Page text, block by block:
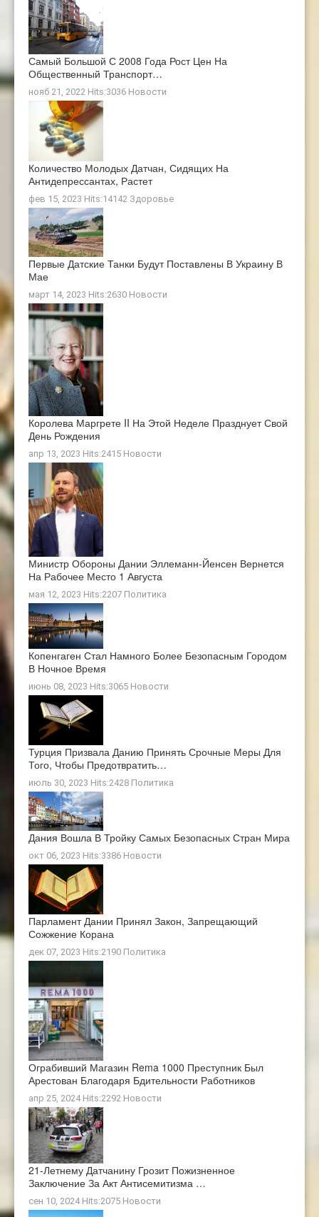
Самый Большой С 2008 Года Рост Цен На
Общественный Транспорт…
нояб 21, 2022 Hits:3036 Новости
Количество Молодых Датчан, Сидящих На
Антидепрессантах, Растет
фев 15, 2023 Hits:14142 Здоровье
Первые Датские Танки Будут Поставлены В Украину В
Мае
март 14, 2023 Hits:2630 Новости
Королева Маргрете II На Этой Неделе Празднует Свой
День Рождения
апр 13, 2023 Hits:2415 Новости
Министр Обороны Дании Эллеманн-Йенсен Вернется
На Рабочее Место 1 Августа
мая 12, 2023 Hits:2207 Политика
Копенгаген Стал Намного Более Безопасным Городом
В Ночное Время
июнь 08, 2023 Hits:3065 Новости
Турция Призвала Данию Принять Срочные Меры Для
Того, Чтобы Предотвратить…
июль 30, 2023 Hits:2428 Политика
Дания Вошла В Тройку Самых Безопасных Стран Мира
окт 06, 2023 Hits:3386 Новости
Парламент Дании Принял Закон, Запрещающий
Сожжение Корана
дек 07, 2023 Hits:2190 Политика
Ограбивший Магазин Rema 1000 Преступник Был
Арестован Благодаря Бдительности Работников
апр 25, 2024 Hits:2292 Новости
21-Летнему Датчанину Грозит Пожизненное
Заключение За Акт Антисемитизма …
сен 10, 2024 Hits:2075 Новости